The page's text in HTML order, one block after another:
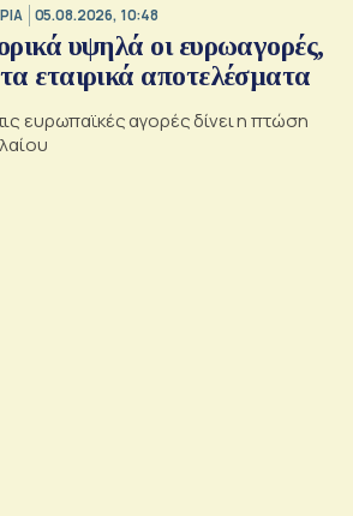
05.08.2026, 10:48
υψηλά οι ευρωαγορές,
εταιρικά αποτελέσματα
ευρωπαϊκές αγορές δίνει η πτώση